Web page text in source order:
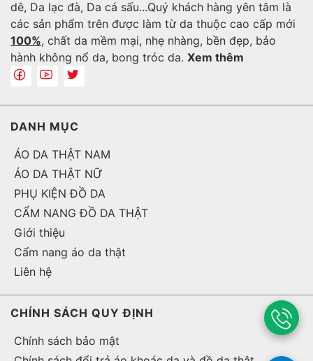
dê, Da lạc đà, Da cá sấu...Quý khách hàng yên tâm là
các sản phẩm trên được làm từ da thuộc cao cấp mới
100%, chất da mềm mại, nhẹ nhàng, bền đẹp, bảo
hành không nổ da, bong tróc da. Xem thêm
DANH MỤC
ÁO DA THẬT NAM
ÁO DA THẬT NỮ
PHỤ KIỆN ĐỒ DA
CẨM NANG ĐỒ DA THẬT
Giới thiệu
Cẩm nang áo da thật
Liên hệ
CHÍNH SÁCH QUY ĐỊNH
Chính sách bảo mật